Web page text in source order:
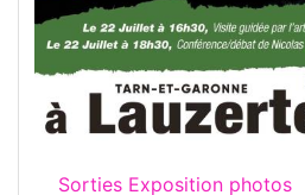
Sorties Exposition photos